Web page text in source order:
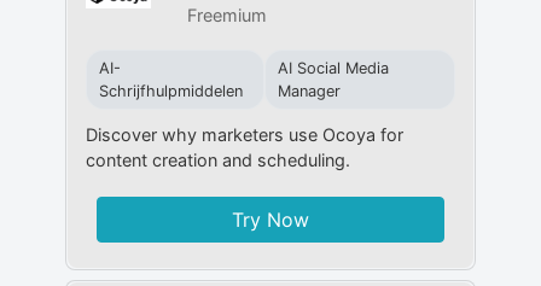
Freemium
AI-
Schrijfhulpmiddelen
AI Social Media
Manager
Discover why marketers use Ocoya for
content creation and scheduling.
Try Now